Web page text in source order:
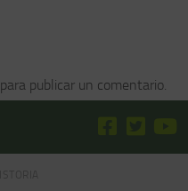
para publicar un comentario.